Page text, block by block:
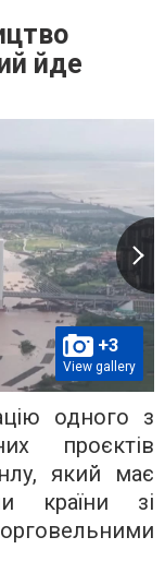
йде
+3
View gallery
одного з
проєктів
який має
країни зі